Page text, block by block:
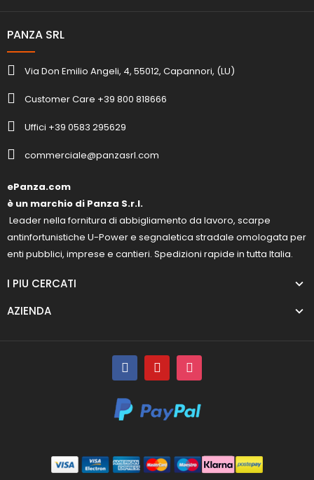
PANZA SRL
Via Don Emilio Angeli, 4, 55012, Capannori, (LU)
Customer Care +39 800 818666
Uffici +39 0583 295629
commerciale@panzasrl.com
ePanza.com
è un marchio di Panza S.r.l.
Leader nella fornitura di abbigliamento da lavoro, scarpe
antinfortunistiche U-Power e segnaletica stradale omologata per
enti pubblici, imprese e cantieri. Spedizioni rapide in tutta Italia.
I PIU CERCATI
AZIENDA